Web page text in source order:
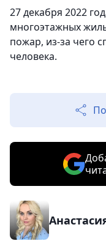
27 декабря 2022
многоэтажных
пожар, из-за чего
человека.